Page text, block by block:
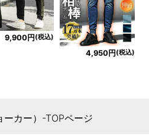
9,900円 (税込)
4,950円 (税込)
ーカー）-TOPページ